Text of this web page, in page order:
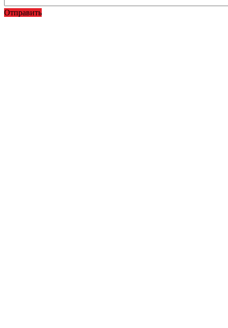
Отправить